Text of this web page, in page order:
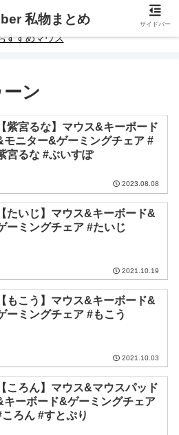
ルエンサーの私物まとめです。
すすめマウス
ン
【紫宮るな】マウス&キーボード
モニター&ゲーミングチェア #
宮るな #ぶいすぽ
2023.08.08
【たいじ】マウス&キーボード&
ーミングチェア #たいじ
2021.10.19
【もこう】マウス&キーボード&
ーミングチェア #もこう
2021.10.03
【ころん】マウス&マウスパッド
キーボード&ゲーミングチェア
ころん #すとぷり
私物まとめ サイドバー